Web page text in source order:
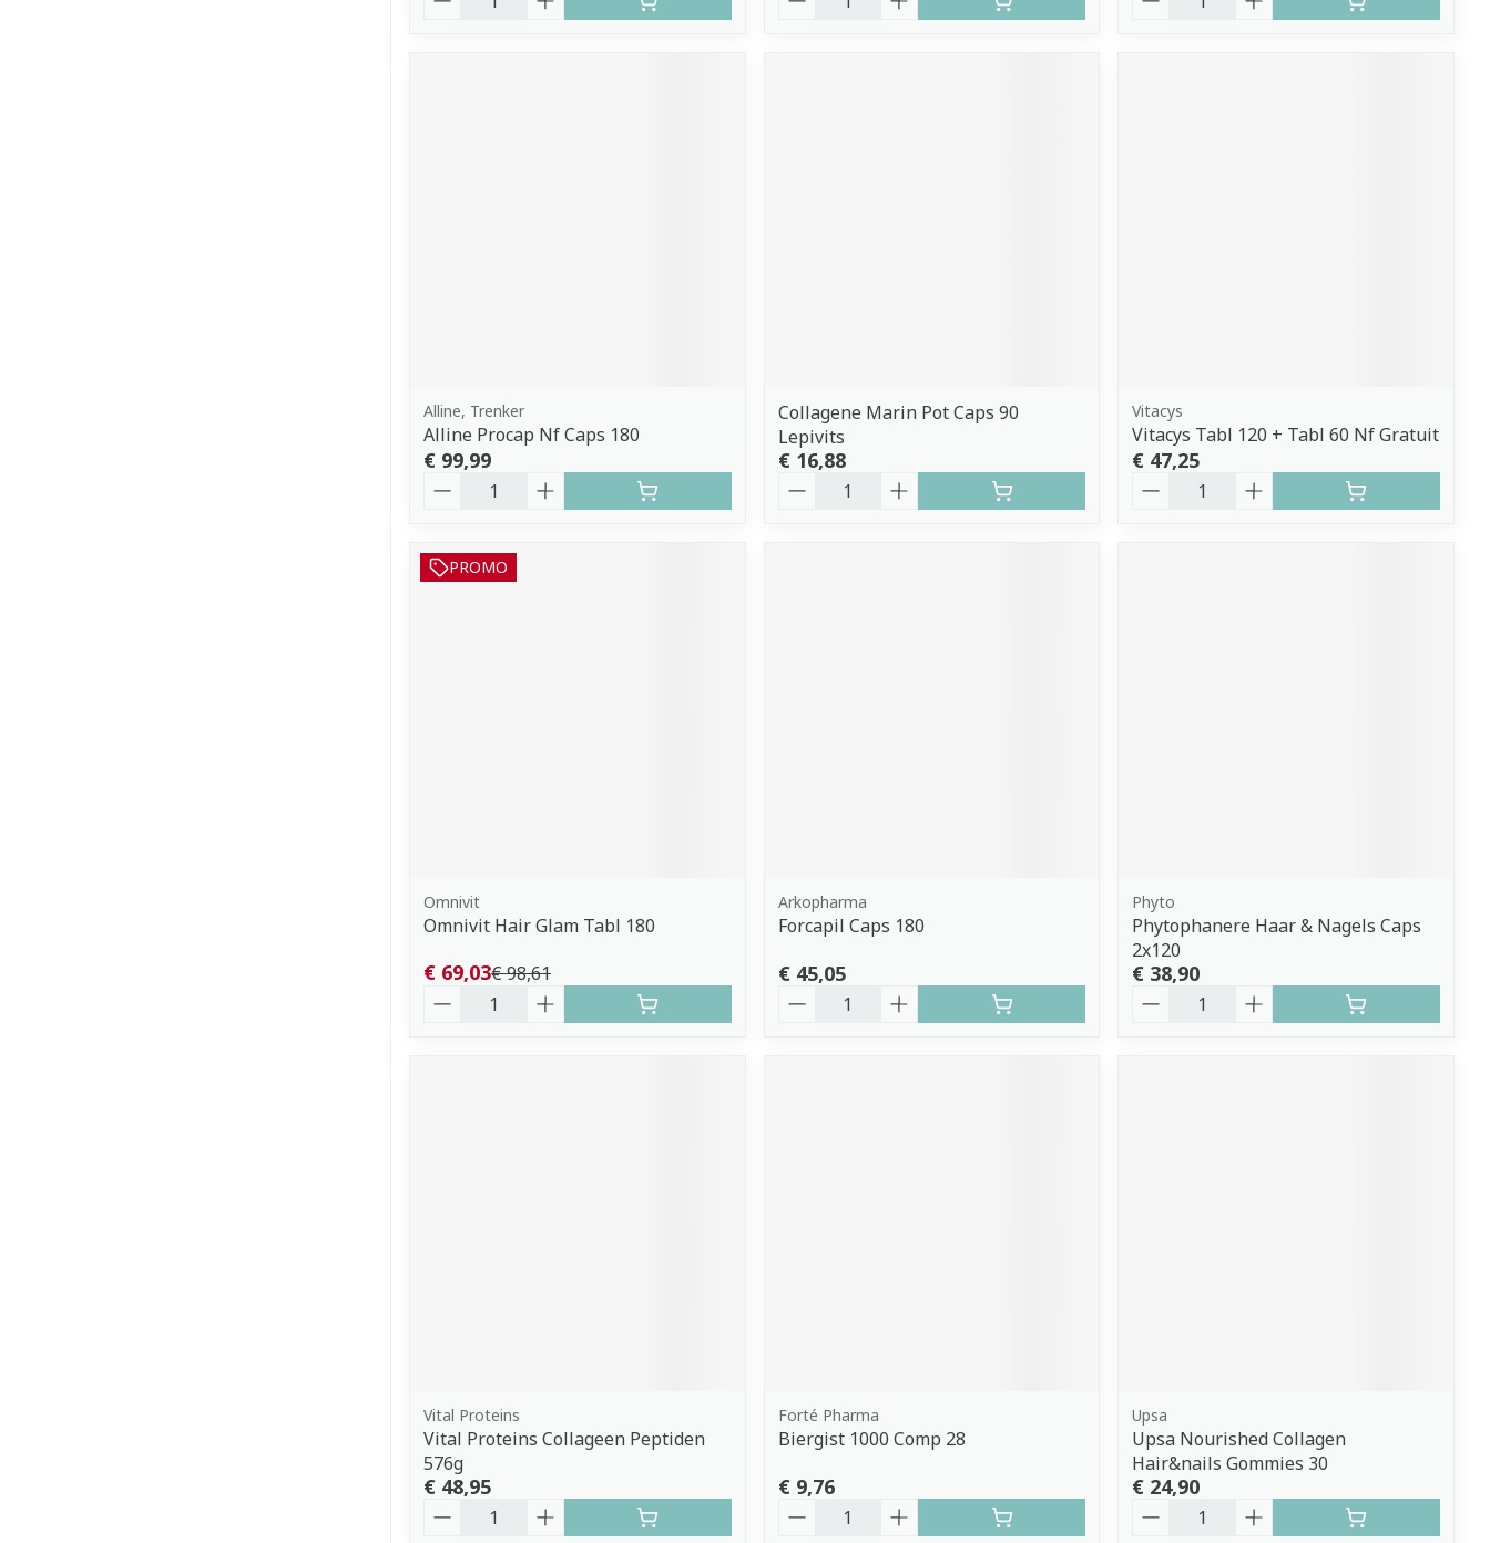
Alline, Trenker
Alline Procap Nf Caps 180
€ 99,99
Collagene Marin Pot Caps 90
Lepivits
€ 16,88
Vitacys
Vitacys Tabl 120 + Tabl 60 Nf Gratuit
€ 47,25
PROMO
Omnivit
Omnivit Hair Glam Tabl 180
€ 98,61
€ 69,03
Arkopharma
Forcapil Caps 180
€ 45,05
Phyto
Phytophanere Haar & Nagels Caps
2x120
€ 38,90
Vital Proteins
Vital Proteins Collageen Peptiden
576g
€ 48,95
Forté Pharma
Biergist 1000 Comp 28
€ 9,76
Upsa
Upsa Nourished Collagen
Hair&nails Gommies 30
€ 24,90